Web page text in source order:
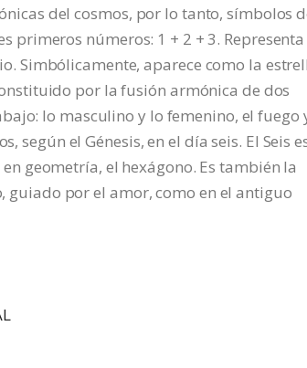
del cosmos, por lo tanto, símbolos
primeros números: 1 + 2 + 3. Representa
Simbólicamente, aparece como la
por la fusión armónica de dos
lo masculino y lo femenino, el fuego
el Génesis, en el día seis. El Seis
geometría, el hexágono. Es también la
guiado por el amor, como en el antiguo